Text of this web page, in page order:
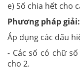
e) Số chia hết cho
Phương pháp giải:
Áp dụng các dấu
- Các số có chữ
cho 2.